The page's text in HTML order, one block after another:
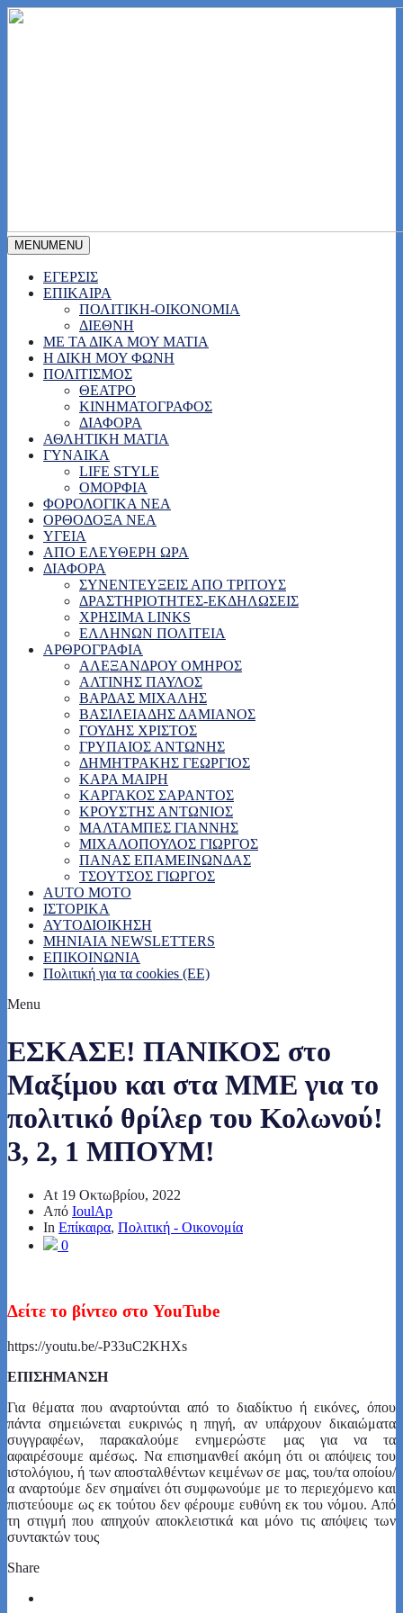
MENUMENU
ΕΓΕΡΣΙΣ
ΕΠΙΚΑΙΡΑ
ΠΟΛΙΤΙΚΗ-ΟΙΚΟΝΟΜΙΑ
ΔΙΕΘΝΗ
ΜΕ ΤΑ ΔΙΚΑ ΜΟΥ ΜΑΤΙΑ
Η ΔΙΚΗ ΜΟΥ ΦΩΝΗ
ΠΟΛΙΤΙΣΜΟΣ
ΘΕΑΤΡΟ
ΚΙΝΗΜΑΤΟΓΡΑΦΟΣ
ΔΙΑΦΟΡΑ
ΑΘΛΗΤΙΚΗ ΜΑΤΙΑ
ΓΥΝΑΙΚΑ
LIFE STYLE
ΟΜΟΡΦΙΑ
ΦΟΡΟΛΟΓΙΚΑ ΝΕΑ
ΟΡΘΟΔΟΞΑ ΝΕΑ
ΥΓΕΙΑ
ΑΠΟ ΕΛΕΥΘΕΡΗ ΩΡΑ
ΔΙΑΦΟΡΑ
ΣΥΝΕΝΤΕΥΞΕΙΣ ΑΠΟ ΤΡΙΤΟΥΣ
ΔΡΑΣΤΗΡΙΟΤΗΤΕΣ-ΕΚΔΗΛΩΣΕΙΣ
ΧΡΗΣΙΜΑ LINKS
ΕΛΛΗΝΩΝ ΠΟΛΙΤΕΙΑ
ΑΡΘΡΟΓΡΑΦΙΑ
ΑΛΕΞΑΝΔΡΟΥ ΟΜΗΡΟΣ
ΑΛΤΙΝΗΣ ΠΑΥΛΟΣ
ΒΑΡΔΑΣ ΜΙΧΑΛΗΣ
ΒΑΣΙΛΕΙΑΔΗΣ ΔΑΜΙΑΝΟΣ
ΓΟΥΔΗΣ ΧΡΙΣΤΟΣ
ΓΡΥΠΑΙΟΣ ΑΝΤΩΝΗΣ
ΔΗΜΗΤΡΑΚΗΣ ΓΕΩΡΓΙΟΣ
ΚΑΡΑ ΜΑΙΡΗ
ΚΑΡΓΑΚΟΣ ΣΑΡΑΝΤΟΣ
ΚΡΟΥΣΤΗΣ ΑΝΤΩΝΙΟΣ
ΜΑΛΤΑΜΠΕΣ ΓΙΑΝΝΗΣ
ΜΙΧΑΛΟΠΟΥΛΟΣ ΓΙΩΡΓΟΣ
ΠΑΝΑΣ ΕΠΑΜΕΙΝΩΝΔΑΣ
ΤΣΟΥΤΣΟΣ ΓΙΩΡΓΟΣ
AUTO MOTO
ΙΣΤΟΡΙΚΑ
ΑΥΤΟΔΙΟΙΚΗΣΗ
MHNIAIA NEWSLETTERS
ΕΠΙΚΟΙΝΩΝΙΑ
Πολιτική για τα cookies (ΕΕ)
Menu
ΕΣΚΑΣΕ! ΠΑΝΙΚΟΣ στο
Μαξίμου και στα ΜΜΕ για το
πολιτικό θρίλερ του Κολωνού!
3, 2, 1 ΜΠΟΥΜ!
At 19 Οκτωβρίου, 2022
Από IoulAp
In Επίκαιρα, Πολιτική - Οικονομία
0
Δείτε το βίντεο στο YouTube
https://youtu.be/-P33uC2KHXs
ΕΠΙΣΗΜΑΝΣΗ
Για θέματα που αναρτούνται από το διαδίκτυο ή εικόνες, όπου
πάντα σημειώνεται ευκρινώς η πηγή, αν υπάρχουν δικαιώματα
συγγραφέων, παρακαλούμε ενημερώστε μας για να τα
αφαιρέσουμε αμέσως. Να επισημανθεί ακόμη ότι οι απόψεις του
ιστολόγιου, ή των αποσταλθέντων κειμένων σε μας, του/τα οποίου/
α αναρτούμε δεν σημαίνει ότι συμφωνούμε με το περιεχόμενο και
πιστεύουμε ως εκ τούτου δεν φέρουμε ευθύνη εκ του νόμου. Από
τη στιγμή που απηχούν αποκλειστικά και μόνο τις απόψεις των
συντακτών τους
Share